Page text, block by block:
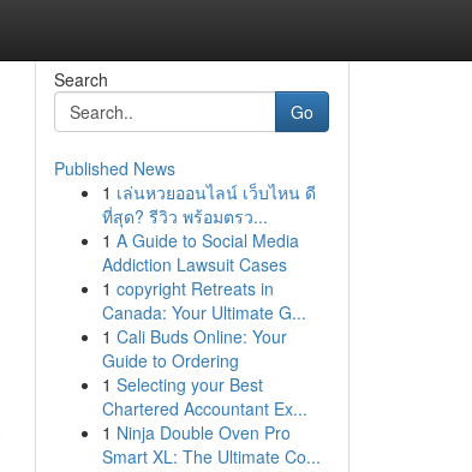
Search
Go
Published News
1 เล่นหวยออนไลน์ เว็บไหน ดี
ที่สุด? รีวิว พร้อมตรว...
1 A Guide to Social Media
Addiction Lawsuit Cases
1 copyright Retreats in
Canada: Your Ultimate G...
1 Cali Buds Online: Your
Guide to Ordering
1 Selecting your Best
Chartered Accountant Ex...
1 Ninja Double Oven Pro
Smart XL: The Ultimate Co...